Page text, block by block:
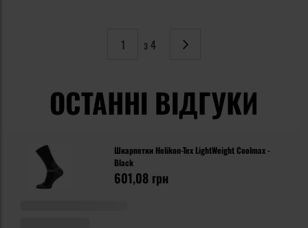
з 4
Сторінка
Наступне
ОСТАННІ ВІДГУКИ
Шкарпетки Helikon-Tex LightWeight Coolmax -
Black
601,08 грн